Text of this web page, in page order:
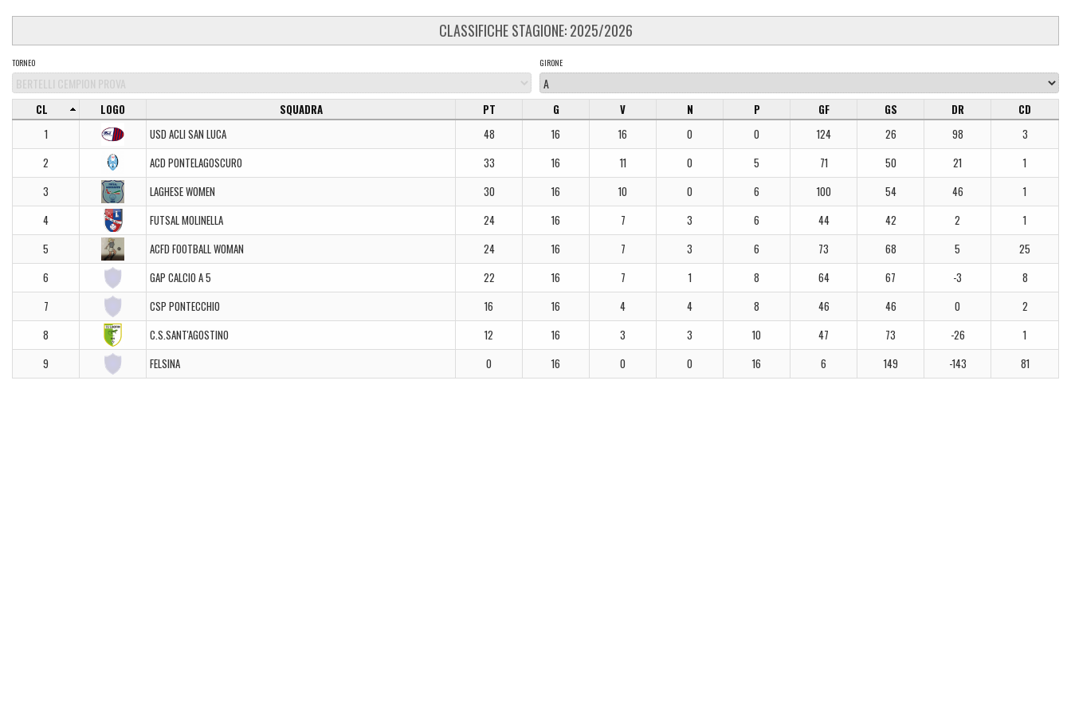
CLASSIFICHE STAGIONE: 2025/2026
TORNEO GIRONE
CL LOGO SQUADRA PT G V N P GF GS DR
CD
1
USD ACLI SAN LUCA 48 16 16 0 0 124 26 98
3
2
ACD PONTELAGOSCURO 33 16 11 0 5 71 50 21
1
3
LAGHESE WOMEN 30 16 10 0 6 100 54 46
1
4
FUTSAL MOLINELLA 24 16 7 3 6 44 42 2
1
5
ACFD FOOTBALL WOMAN 24 16 7 3 6 73 68 5
25
6
GAP CALCIO A 5 22 16 7 1 8 64 67 -3
8
7
CSP PONTECCHIO 16 16 4 4 8 46 46 0
2
8
C.S.SANT'AGOSTINO 12 16 3 3 10 47 73 -26
1
9
FELSINA 0 16 0 0 16 6 149 -143 81